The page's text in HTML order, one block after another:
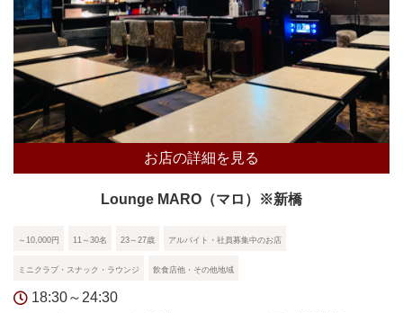
お店の詳細を見る
Lounge MARO（マロ）※新橋
～10,000円 11～30名 23～27歳 アルバイト・社員募集中のお店
ミニクラブ・スナック・ラウンジ 飲食店他・その他地域
18:30～24:30